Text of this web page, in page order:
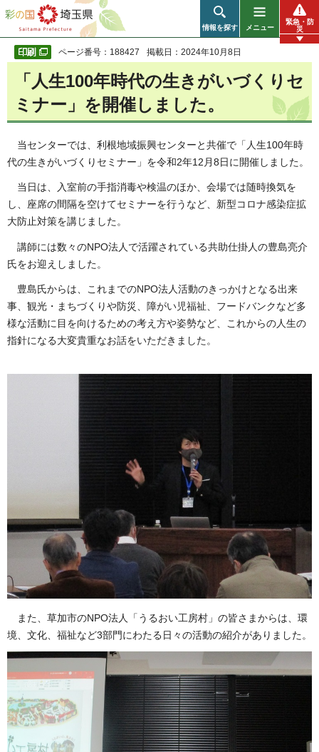
彩の国 埼玉県
情報を探す メニュー
緊急・防
災
ページ番号：188427 掲載日：2024年10月8日
「人生100年時代の生きがいづくりセ
ミナー」を開催しました。
当センターでは、利根地域振興センターと共催で「人生100年時
代の生きがいづくりセミナー」を令和2年12月8日に開催しました。
当日は、入室前の手指消毒や検温のほか、会場では随時換気を
し、座席の間隔を空けてセミナーを行うなど、新型コロナ感染症拡
大防止対策を講じました。
講師には数々のNPO法人で活躍されている共助仕掛人の豊島亮介
氏をお迎えしました。
豊島氏からは、これまでのNPO法人活動のきっかけとなる出来
事、観光・まちづくりや防災、障がい児福祉、フードバンクなど多
様な活動に目を向けるための考え方や姿勢など、これからの人生の
指針になる大変貴重なお話をいただきました。
また、草加市のNPO法人「うるおい工房村」の皆さまからは、環
境、文化、福祉など3部門にわたる日々の活動の紹介がありました。